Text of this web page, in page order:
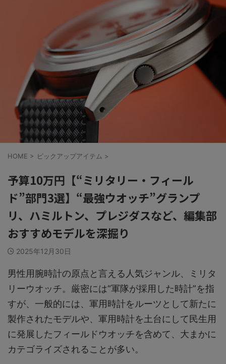
HOME > ピックアップアイテム >
予算10万円【“ミリタリー・フィール
ド”部門3選】“最強ウオッチ”グランプ
リ、ハミルトン、プレジダスなど、編集部
おすすめモデルを深掘り
2025年12月30日
男性用腕時計の原点と言える人気ジャンル、ミリタ
リーウオッチ。厳密には“軍隊が採用した時計”を指
すが、一般的には、軍用時計をルーツとして新たに
製作されたモデルや、軍用時計を土台にして民生用
に発展したフィールドウオッチを含めて、大まかに
カテゴライズされることが多い。